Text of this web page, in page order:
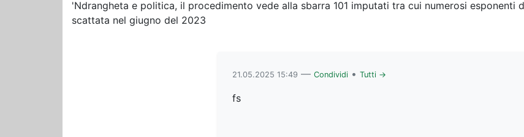
'Ndrangheta e politica, il procedimento vede alla sbarra 101 imputati tra cui numerosi
scattata nel giugno del 2023
21.05.2025 15:49 — Condividi• Tutti →
fs